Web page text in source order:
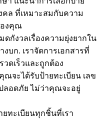
คล ที่เหมาะสมกับความ
องคุณ
กังวลเรื่องความยุ่งยากใน
บก. เราจัดการเอกสารที่
ดเร็วและถูกต้อง
ณจะได้รับป้ายทะเบียน เลข
ลอดภัย ไม่ว่าคุณจะอยู่
ทะเบียนทุกชิ้นที่เรา